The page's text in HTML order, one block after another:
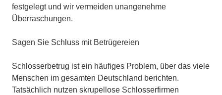
festgelegt und wir vermeiden unangenehme
Überraschungen.
Sagen Sie Schluss mit Betrügereien
Schlosserbetrug ist ein häufiges Problem, über das viele
Menschen im gesamten Deutschland berichten.
Tatsächlich nutzen skrupellose Schlosserfirmen